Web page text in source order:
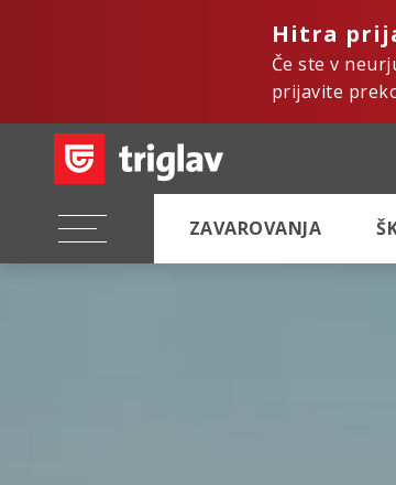
Hitra
Če ste v
prijavite
ZAVAROVANJA